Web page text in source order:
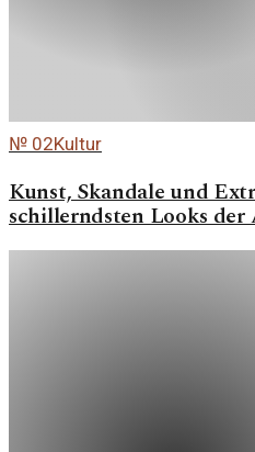
№ 02Kultur
Kunst, Skandale und
schillerndsten Looks der